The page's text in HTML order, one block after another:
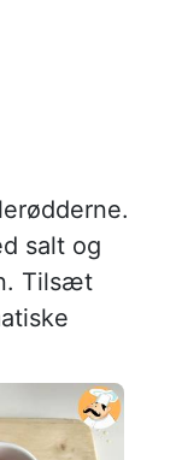
salt og
Tilsæt